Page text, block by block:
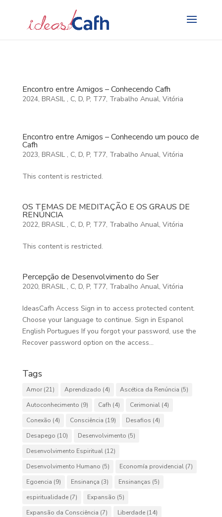
Encontro entre Amigos – Conhecendo Cafh
2024, BRASIL , C, D, P, T77, Trabalho Anual, Vitória
Encontro entre Amigos – Conhecendo um pouco de
Cafh
2023, BRASIL , C, D, P, T77, Trabalho Anual, Vitória
This content is restricted.
OS TEMAS DE MEDITAÇÃO E OS GRAUS DE
RENÚNCIA
2022, BRASIL , C, D, P, T77, Trabalho Anual, Vitória
This content is restricted.
Percepção de Desenvolvimento do Ser
2020, BRASIL , C, D, P, T77, Trabalho Anual, Vitória
IdeasCafh Access Sign in to access protected content.
Choose your language to continue. Sign in Espanol
English Portugues If you forgot your password, use the
Recover password option on the access...
Tags
Amor(21) Aprendizado (4) Ascética da Renúncia (5)
Autoconhecimento (9) Cafh (4) Cerimonial(4)
Conexão (4) Consciência (19) Desafios (4)
Desapego (10) Desenvolvimento (5)
Desenvolvimento Espiritual(12)
Desenvolvimento Humano (5) Economía providencial(7)
Egoencia (9) Ensinança (3) Ensinanças (5)
espiritualidade(7) Expansão (5)
Expansão da Consciência (7) Liberdade(14)